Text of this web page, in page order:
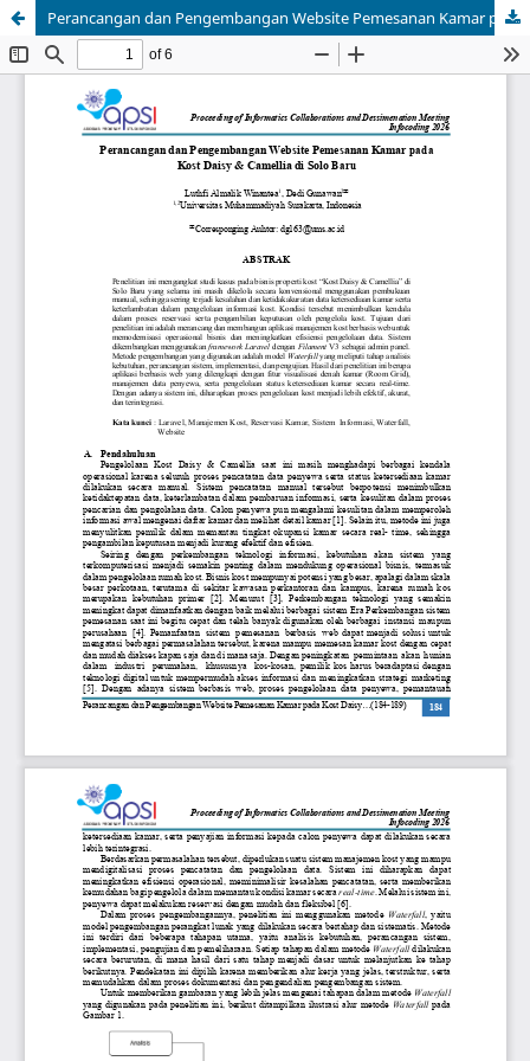
Perancangan dan Pengembangan Website Pemesanan Kamar pada Kost Daisy & Camellia di Solo Baru